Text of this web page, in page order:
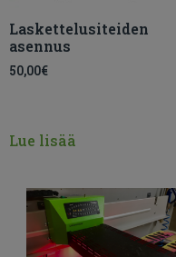
Laskettelusiteiden
asennus
50,00€
Lue lisää